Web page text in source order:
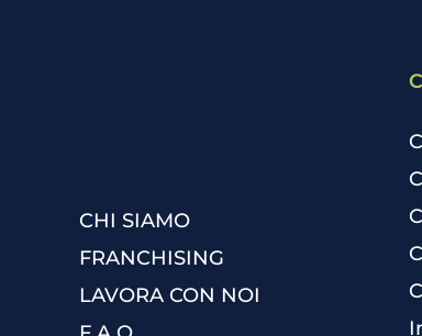
CHI SIAMO
FRANCHISING
LAVORA CON NOI